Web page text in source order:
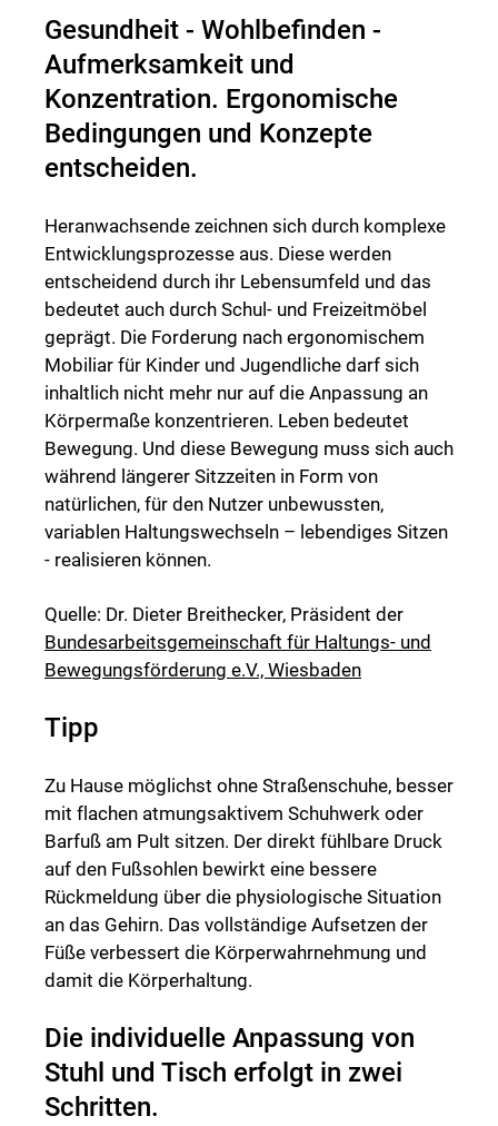
Gesundheit - Wohlbefinden -
Aufmerksamkeit und
Konzentration. Ergonomische
Bedingungen und Konzepte
entscheiden.
Heranwachsende zeichnen sich durch komplexe
Entwicklungsprozesse aus. Diese werden
entscheidend durch ihr Lebensumfeld und das
bedeutet auch durch Schul- und Freizeitmöbel
geprägt. Die Forderung nach ergonomischem
Mobiliar für Kinder und Jugendliche darf sich
inhaltlich nicht mehr nur auf die Anpassung an
Körpermaße konzentrieren. Leben bedeutet
Bewegung. Und diese Bewegung muss sich auch
während längerer Sitzzeiten in Form von
natürlichen, für den Nutzer unbewussten,
variablen Haltungswechseln – lebendiges Sitzen
- realisieren können.
Quelle: Dr. Dieter Breithecker, Präsident der
Bundesarbeitsgemeinschaft für Haltungs- und
Bewegungsförderung e.V., Wiesbaden
Tipp
Zu Hause möglichst ohne Straßenschuhe, besser
mit flachen atmungsaktivem Schuhwerk oder
Barfuß am Pult sitzen. Der direkt fühlbare Druck
auf den Fußsohlen bewirkt eine bessere
Rückmeldung über die physiologische Situation
an das Gehirn. Das vollständige Aufsetzen der
Füße verbessert die Körperwahrnehmung und
damit die Körperhaltung.
Die individuelle Anpassung von
Stuhl und Tisch erfolgt in zwei
Schritten.